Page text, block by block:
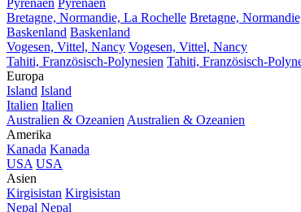
Bretagne, Normandie, La Rochelle Bretagne,
Baskenland Baskenland
Vogesen, Vittel, Nancy Vogesen, Vittel, Nancy
Tahiti, Französisch-Polynesien Tahiti, Französisch-
Europa
Island Island
Italien Italien
Australien & Ozeanien Australien & Ozeanien
Amerika
Kanada Kanada
USA USA
Asien
Kirgisistan Kirgisistan
Nepal Nepal